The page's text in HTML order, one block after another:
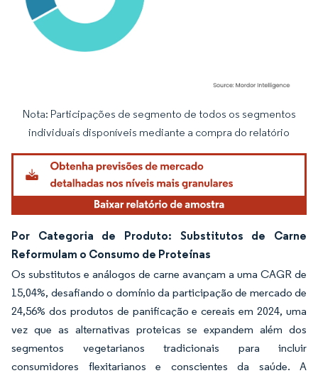
Imagem © Mordor Intelligence. O reuso requer atribuição conforme CC BY 4.0.
Nota: Participações de segmento de todos os segmentos
individuais disponíveis mediante a compra do relatório
Por Categoria de Produto: Substitutos de Carne
Reformulam o Consumo de Proteínas
Os substitutos e análogos de carne avançam a uma CAGR de
15,04%, desafiando o domínio da participação de mercado de
24,56% dos produtos de panificação e cereais em 2024, uma
vez que as alternativas proteicas se expandem além dos
segmentos vegetarianos tradicionais para incluir
consumidores flexitarianos e conscientes da saúde. A